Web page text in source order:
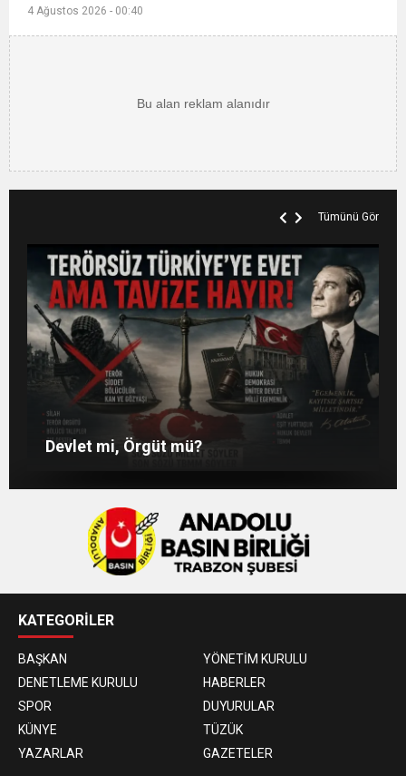
4 Ağustos 2026 - 00:40
Tümünü Gör
Beşikdüzü’nde Çifte Standart ve Ulaşım
Hakkı
Devlet mi, Örgüt mü?
“AYAKTA ÖLMEK Mİ, DİZÜSTÜ YAŞAMAK
TS Divan Başkanlık Kurulunun Basın
Açıklaması
KATEGORİLER
BAŞKAN
YÖNETİM KURULU
DENETLEME KURULU
HABERLER
SPOR
DUYURULAR
KÜNYE
TÜZÜK
YAZARLAR
GAZETELER